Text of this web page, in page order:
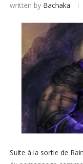
written by Bachaka
Suite à la sortie de